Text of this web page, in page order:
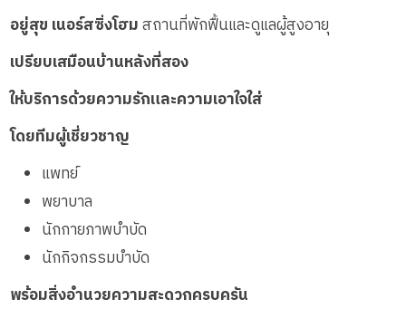
อยู่สุข เนอร์สซิ่งโฮมสถานที่พักฟื้นและดูแลผู้สูงอายุ
เปรียบเสมือนบ้านหลังที่สอง
ให้บริการด้วยความรักและความเอาใจใส่
โดยทีมผู้เชี่ยวชาญ
แพทย์
พยาบาล
นักกายภาพบำบัด
นักกิจกรรมบำบัด
พร้อมสิ่งอำนวยความสะดวกครบครัน